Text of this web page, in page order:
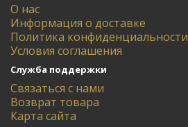
О нас
Информация о доставке
Политика конфиденциальности
Условия соглашения
Служба поддержки
Связаться с нами
Возврат товара
Карта сайта